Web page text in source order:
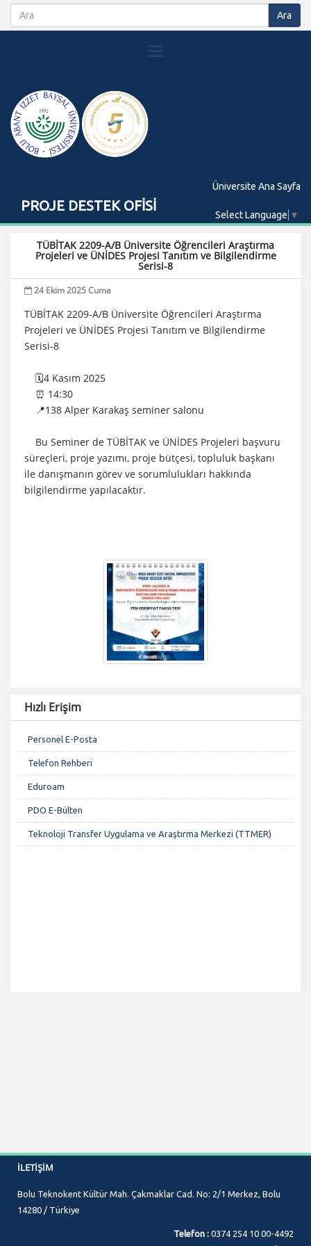
PROJE DESTEK OFİSİ
Üniversite Ana Sayfa
Select Language ▼
TÜBİTAK 2209-A/B Üniversite Öğrencileri Araştırma
Projeleri ve ÜNİDES Projesi Tanıtım ve Bilgilendirme
Serisi-8
24 Ekim 2025 Cuma
TÜBİTAK 2209-A/B Üniversite Öğrencileri Araştırma
Projeleri ve ÜNİDES Projesi Tanıtım ve Bilgilendirme
Serisi-8
🗓4 Kasım 2025
⏰ 14:30
📍138 Alper Karakaş seminer salonu
Bu Seminer de TÜBİTAK ve ÜNİDES Projeleri başvuru
süreçleri, proje yazımı, proje bütçesi, topluluk başkanı
ile danışmanın görev ve sorumlulukları hakkında
bilgilendirme yapılacaktır.
Hızlı Erişim
Personel E-Posta
Telefon Rehberi
Eduroam
PDO E-Bülten
Teknoloji Transfer Uygulama ve Araştırma Merkezi (TTMER)
İLETIŞIM
Bolu Teknokent Kültür Mah. Çakmaklar Cad. No: 2/1 Merkez, Bolu
14280 / Türkiye
Telefon : 0374 254 10 00-4492